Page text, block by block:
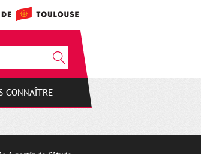
CONNAÎTRE